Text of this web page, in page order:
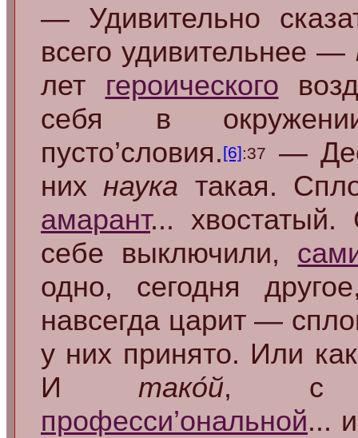
— Удивительно
всего удивительнее —
лет героического
себя в
пусто’словия.[6]:37
—
них наука такая.
амарант...
себе выключили,
одно, сегодня
навсегда царит —
у них принято. Или
И тако́й, с
професси’ональной...